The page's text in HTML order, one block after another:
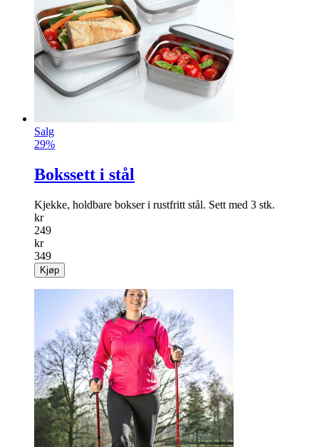
Salg
29%
Bokssett i stål
Kjekke, holdbare bokser i rustfritt stål. Sett med 3 stk.
kr
249
kr
349
Kjøp